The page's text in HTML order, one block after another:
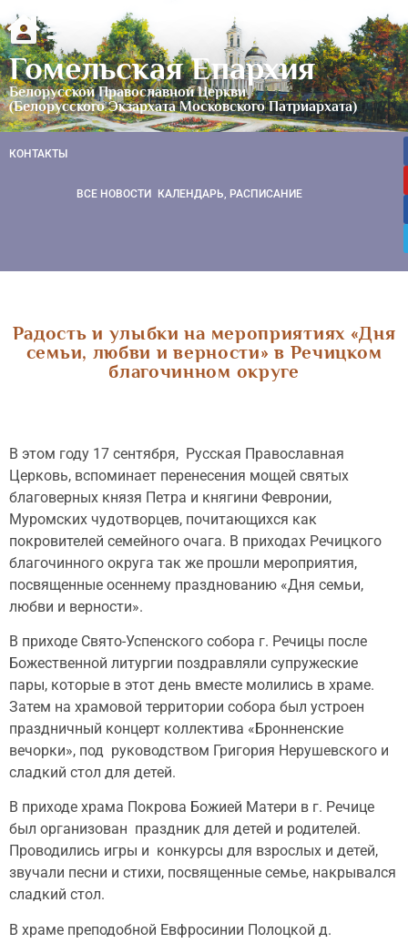
Гомельская Епархия
Белорусской Православной Церкви
(Белорусского Экзархата Московского Патриархата)
КОНТАКТЫ
ВСЕ НОВОСТИ КАЛЕНДАРЬ, РАСПИСАНИЕ
Радость и улыбки на мероприятиях «Дня
семьи, любви и верности» в Речицком
благочинном округе
В этом году 17 сентября, Русская Православная
Церковь, вспоминает перенесения мощей святых
благоверных князя Петра и княгини Февронии,
Муромских чудотворцев, почитающихся как
покровителей семейного очага. В приходах Речицкого
благочинного округа так же прошли мероприятия,
посвященные осеннему празднованию «Дня семьи,
любви и верности».
В приходе Свято-Успенского собора г. Речицы после
Божественной литургии поздравляли супружеские
пары, которые в этот день вместе молились в храме.
Затем на храмовой территории собора был устроен
праздничный концерт коллектива «Бронненские
вечорки», под руководством Григория Нерушевского и
сладкий стол для детей.
В приходе храма Покрова Божией Матери в г. Речице
был организован праздник для детей и родителей.
Проводились игры и конкурсы для взрослых и детей,
звучали песни и стихи, посвященные семье, накрывался
сладкий стол.
В храме преподобной Евфросинии Полоцкой д.